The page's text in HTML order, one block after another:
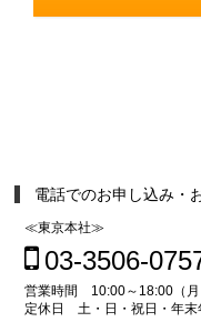
電話でのお申し込み・
≪東京本社≫
03-3506-
営業時間 10:00～18:00（月
定休日 土・日・祝日・年末